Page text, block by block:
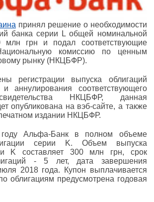
принял решение о необходимости
банка серии L общей номинальной
млн грн и подал соответствующие
комиссию по ценным
рынку (НКЦБФР).
регистрации выпуска облигаций
аннулирования соответствующего
НКЦБФР, данная
опубликована на вэб-сайте, а также
издании НКЦБФР.
Альфа-Банк в полном объеме
серии K. Объем выпуска
K составляет 300 млн грн, срок
- 5 лет, дата завершения
2018 года. Купон выплачивается
облигациям предусмотрена годовая